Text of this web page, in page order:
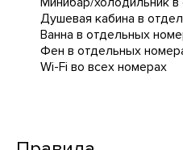
Душевая кабина в
Ванна в отдельных
Фен в отдельных
Wi-Fi во всех номерах